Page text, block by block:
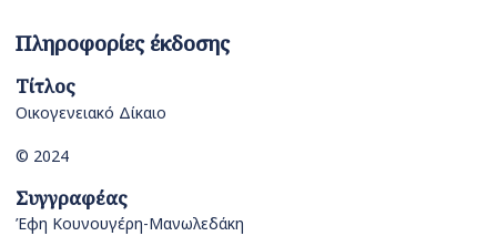
Πληροφορίες έκδοσης
Τίτλος
Οικογενειακό Δίκαιο
© 2024
Συγγραφέας
Έφη Κουνουγέρη-Μανωλεδάκη